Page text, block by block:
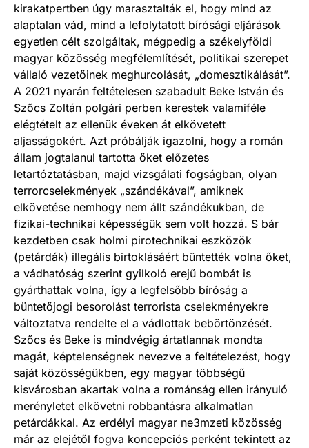
kirakatpertben úgy marasztalták el, hogy mind az
alaptalan vád, mind a lefolytatott bírósági eljárások
egyetlen célt szolgáltak, mégpedig a székelyföldi
magyar közösség megfélemlítését, politikai szerepet
vállaló vezetőinek meghurcolását, „domesztikálását”.
A 2021 nyarán feltételesen szabadult Beke István és
Szőcs Zoltán polgári perben kerestek valamiféle
elégtételt az ellenük éveken át elkövetett
aljasságokért. Azt próbálják igazolni, hogy a román
állam jogtalanul tartotta őket előzetes
letartóztatásban, majd vizsgálati fogságban, olyan
terrorcselekmények „szándékával”, amiknek
elkövetése nemhogy nem állt szándékukban, de
fizikai-technikai képességük sem volt hozzá. S bár
kezdetben csak holmi pirotechnikai eszközök
(petárdák) illegális birtoklásáért büntették volna őket,
a vádhatóság szerint gyilkoló erejű bombát is
gyárthattak volna, így a legfelsőbb bíróság a
büntetőjogi besorolást terrorista cselekményekre
változtatva rendelte el a vádlottak bebörtönzését.
Szőcs és Beke is mindvégig ártatlannak mondta
magát, képtelenségnek nevezve a feltételezést, hogy
saját közösségükben, egy magyar többségű
kisvárosban akartak volna a románság ellen irányuló
merényletet elkövetni robbantásra alkalmatlan
petárdákkal. Az erdélyi magyar ne3mzeti közösség
már az elejétől fogva koncepciós perként tekintett az